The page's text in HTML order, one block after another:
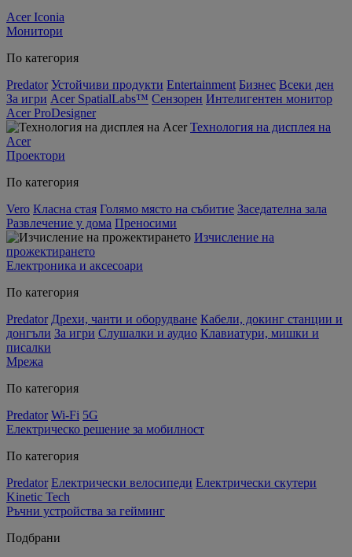
Acer Iconia
Монитори
По категория
Predator Устойчиви продукти Entertainment Бизнес Всеки ден
За игри Acer SpatialLabs™ Сензорен Интелигентен монитор
Acer ProDesigner
Технология на дисплея на
Acer
Проектори
По категория
Vero Класна стая Голямо място на събитие Заседателна зала
Развлечение у дома Преносими
Изчисление на
прожектирането
Електроника и аксесоари
По категория
Predator Дрехи, чанти и оборудване Кабели, докинг станции и
донгъли За игри Слушалки и аудио Клавиатури, мишки и
писалки
Мрежа
По категория
Predator Wi-Fi 5G
Електрическо решение за мобилност
По категория
Predator Електрически велосипеди Електрически скутери
Kinetic Tech
Ръчни устройства за гейминг
Подбрани